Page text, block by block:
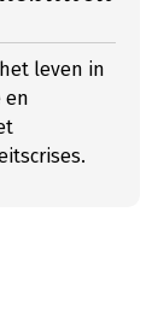
leven in
en